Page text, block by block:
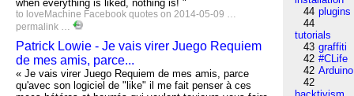
when everything is liked, nothing is! "
to loveMachine Facebook quotes on 2014-05-09 …
permalink …
Patrick Lowie - Je vais virer Juego Requiem
de mes amis, parce...
« Je vais virer Juego Requiem de mes amis, parce
qu'avec son logiciel de "like" il me fait penser à ces
44 plugins
44
tutorials
43 graffiti
42 #CLife
42 Arduino
42